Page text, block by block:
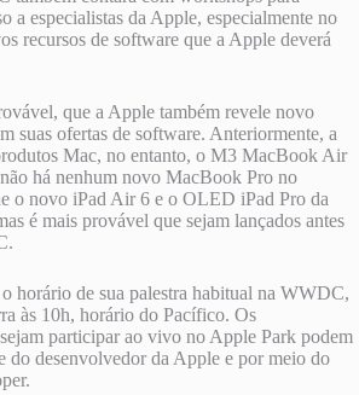
a especialistas da Apple, especialmente no
recursos de software que a Apple deverá
que a Apple também revele novo
suas ofertas de software. Anteriormente, a
Mac, no entanto, o M3 MacBook Air
há nenhum novo MacBook Pro no
o novo iPad Air 6 e o ​​OLED iPad Pro da
é mais provável que sejam lançados antes
horário de sua palestra habitual na WWDC,
às 10h, horário do Pacífico. Os
participar ao vivo no Apple Park podem
do desenvolvedor da Apple e por meio do